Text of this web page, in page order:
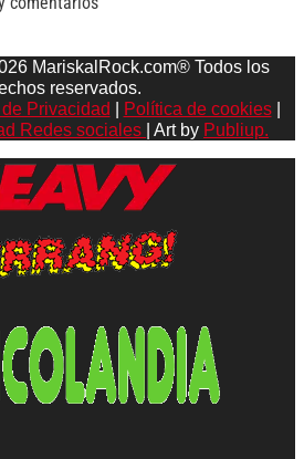
MariskalRock.com® Todos los
reservados.
Privacidad Política de cookies|
Redes sociales
| Art by Publiup.